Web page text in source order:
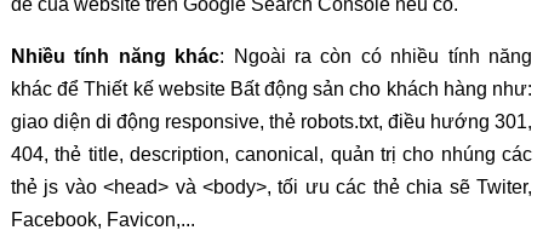
Nhiều tính năng khác: Ngoài ra còn có nhiều tính năng
khác để Thiết kế website Bất động sản cho khách hàng như:
giao diện di động responsive, thẻ robots.txt, điều hướng 301,
404, thẻ title, description, canonical, quản trị cho nhúng các
thẻ js vào <head> và <body>, tối ưu các thẻ chia sẽ Twiter,
Facebook, Favicon,...